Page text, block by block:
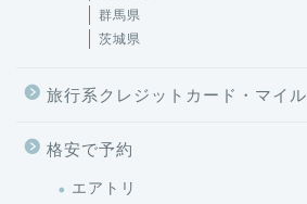
群馬県
茨城県
旅行系クレジットカード・マイル
格安で予約
エアトリ